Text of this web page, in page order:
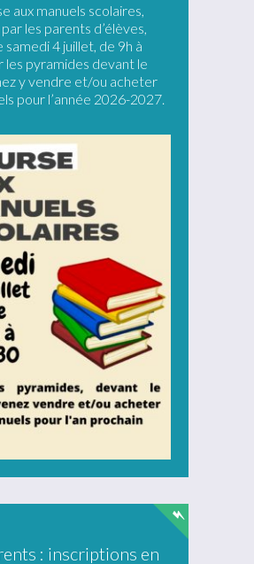
aux manuels scolaires,
les parents d’élèves,
samedi 4 juillet, de 9h à
les pyramides devant le
y vendre et/ou acheter
pour l’année 2026-2027.
: inscriptions en